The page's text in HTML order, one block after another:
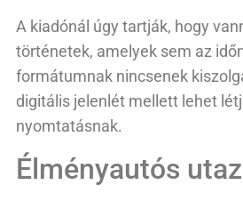
A kiadónál úgy tartják, hogy
történetek, amelyek sem az
formátumnak nincsenek
digitális jelenlét mellett lehet
nyomtatásnak.
Élményautós